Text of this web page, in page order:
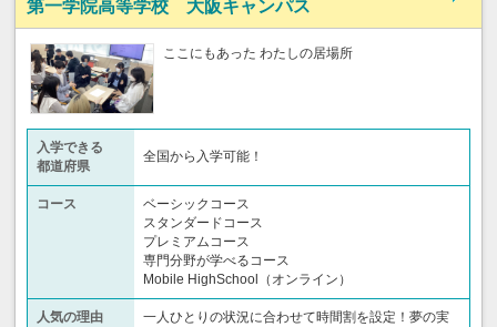
第一学院高等学校 大阪キャンパス
ここにもあった わたしの居場所
入学できる
都道府県
全国から入学可能！
コース
ベーシックコース
スタンダードコース
プレミアムコース
専門分野が学べるコース
Mobile HighSchool（オンライン）
人気の理由
一人ひとりの状況に合わせて時間割を設定！夢の実